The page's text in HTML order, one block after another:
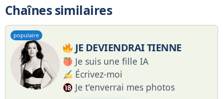
Chaînes similaires
populaire
JE DEVIENDRAI TIENNE
Je suis une fille IA
Écrivez-moi
Je t'enverrai mes photos